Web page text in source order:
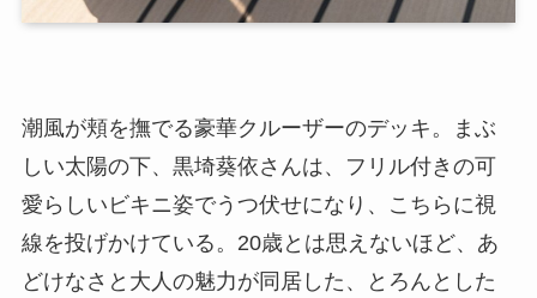
潮風が頬を撫でる豪華クルーザーのデッキ。まぶ
しい太陽の下、黒埼葵依さんは、フリル付きの可
愛らしいビキニ姿でうつ伏せになり、こちらに視
線を投げかけている。20歳とは思えないほど、あ
どけなさと大人の魅力が同居した、とろんとした